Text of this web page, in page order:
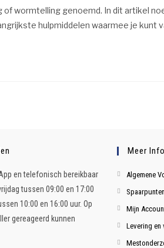
wormtelling genoemd. In dit artikel
hulpmiddelen waarmee je kunt
en telefonisch bereikbaar
tussen 09:00 en 17:00
10:00 en 16:00 uur. Op
gereageerd kunnen
Meer
Algemene
Spaarpunten
Mijn
Levering en